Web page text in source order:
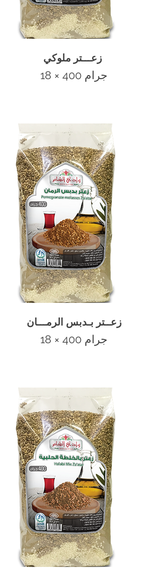
18 × 400 جرام
زعــتر بـدبس الرمـــان
18 × 400 جرام